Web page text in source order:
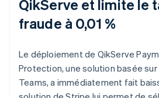
QikServe et limite le
fraude à 0,01 %
Le déploiement de QikServe
Protection, une solution basée sur
Teams, a immédiatement fait